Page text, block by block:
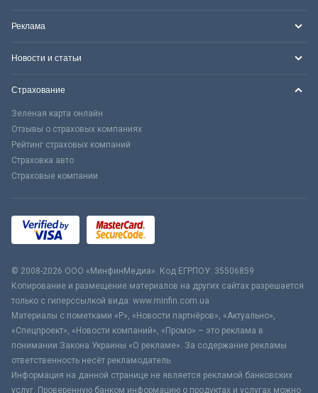
Реклама
Новости и статьи
Страхование
Зеленая карта онлайн
Отзывы о страховых компаниях
Рейтинг страховых компаний
Страховка авто
Страховые компании
© 2008-2026 ООО «МинфинМедиа». Код ЕГРПОУ: 35506859
Копирование и размещение материалов на других сайтах разрешается
только с гиперссылкой вида: www.minfin.com.ua
Материалы с пометками «Р», «Новости партнёров», «Актуально»,
«Спецпроект», «Новости компаний», «Промо» – это реклама в
понимании Закона Украины «О рекламе». За содержание рекламы
ответственность несёт рекламодатель.
Информация на данной странице не является рекламой банковских
услуг. Проверенную банком информацию о продуктах и услугах можно